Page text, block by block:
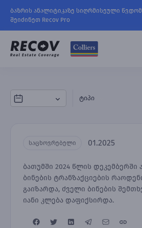
ბაზრის ანალიტიკაზე სიღრმისეული
შეიძინეთ Recov Pro
ტიპი
საცხოვრებელი 01.2025
ბათუმში 2024 წლის დეკემბერში
ბინების ტრანზაქციების
გაიზარდა, ძველი ბინების
იანი კლება დაფიქსირდა.